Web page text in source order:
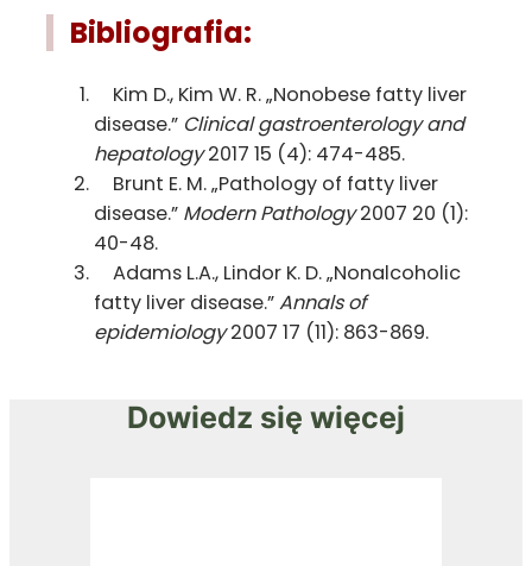
Bibliografia:
Kim D., Kim W. R. „Nonobese fatty liver
disease.” Clinical gastroenterology and
hepatology2017 15 (4): 474-485.
Brunt E. M. „Pathology of fatty liver
disease.” Modern Pathology2007 20 (1):
40-48.
Adams L.A., Lindor K. D. „Nonalcoholic
fatty liver disease.”Annals of
epidemiology2007 17 (11): 863-869.
Dowiedz się więcej